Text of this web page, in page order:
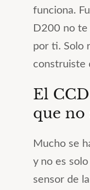
funciona.
D200 no te
por ti. Solo
construiste
El
que no
Mucho se
y no es
sensor de